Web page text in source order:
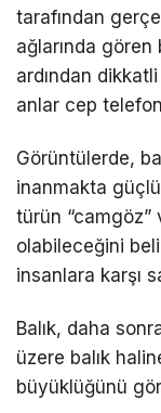
tarafından
ağlarında gören
ardından
anlar cep
Görüntülerde,
inanmakta
türün “camgöz”
olabileceğini
insanlara karşı
Balık, daha
üzere balık
büyüklüğünü